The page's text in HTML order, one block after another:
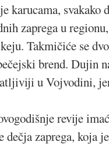
karucama,
zaprega u
Takmičiće se
brend. Dujin
u Vojvodini,
revije
dečja zaprega, koja